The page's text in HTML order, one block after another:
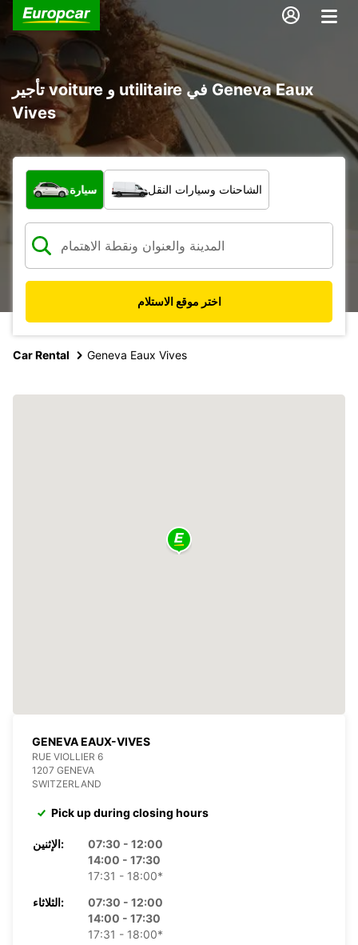
تأجير voiture و utilitaire في Geneva Eaux
Vives
ما نوع المركبة؟
سيارة الشاحنات وسيارات النقل
اختر موقع الاستلام
Car Rental Geneva Eaux Vives
GENEVA EAUX-VIVES
RUE VIOLLIER 6
1207 GENEVA
SWITZERLAND
Pick up during closing hours
الإثنين:
07:30 - 12:00
14:00 - 17:30
17:31 - 18:00*
الثلاثاء:
07:30 - 12:00
14:00 - 17:30
17:31 - 18:00*